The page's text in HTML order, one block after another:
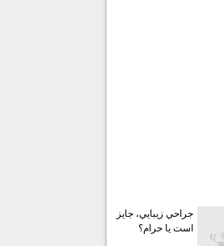
جراحي زيبايي، جايز
است يا حرام؟